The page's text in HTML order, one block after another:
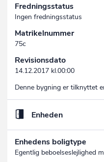
Fredningsstatus
Ingen fredningsstatus
Matrikelnummer
75c
Revisionsdato
14.12.2017 kl.00:00
Denne bygning er tilknyttet
Enheden
Enhedens boligtype
Egentlig beboelseslejlighed